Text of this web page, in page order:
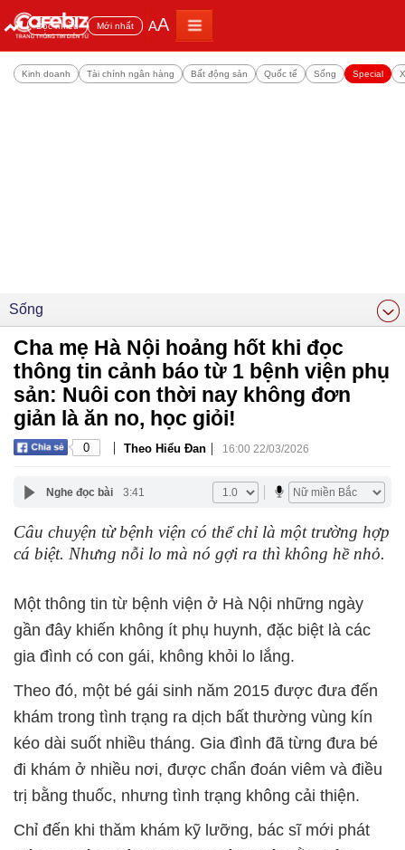
Đọc nhiều Mới nhất AA
Kinh doanh Tài chính ngân hàng Bất động sản Quốc tế Sống Special
Sống
Cha mẹ Hà Nội hoảng hốt khi đọc
thông tin cảnh báo từ 1 bệnh viện phụ
sản: Nuôi con thời nay không đơn
giản là ăn no, học giỏi!
0 | Theo Hiểu Đan | 16:00 22/03/2026
Nghe đọc bài 3:41
Câu chuyện từ bệnh viện có thể chỉ là một trường hợp
cá biệt. Nhưng nỗi lo mà nó gợi ra thì không hề nhỏ.
Một thông tin từ bệnh viện ở Hà Nội những ngày
gần đây khiến không ít phụ huynh, đặc biệt là các
gia đình có con gái, không khỏi lo lắng.
Theo đó, một bé gái sinh năm 2015 được đưa đến
khám trong tình trạng ra dịch bất thường vùng kín
kéo dài suốt nhiều tháng. Gia đình đã từng đưa bé
đi khám ở nhiều nơi, được chẩn đoán viêm và điều
trị bằng thuốc, nhưng tình trạng không cải thiện.
Chỉ đến khi thăm khám kỹ lưỡng, bác sĩ mới phát